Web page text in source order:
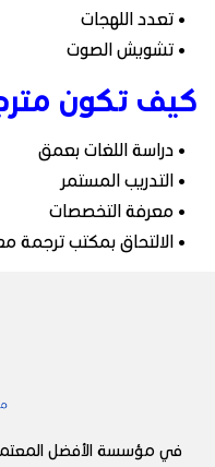
• تعدد اللهجات
• تشويش الصوت
كيف تكون
• دراسة اللغات بعمق
• التدريب المستمر
• معرفة التخصصات
• الالتحاق بمكتب ترجمة
في مؤسسة الأفضل